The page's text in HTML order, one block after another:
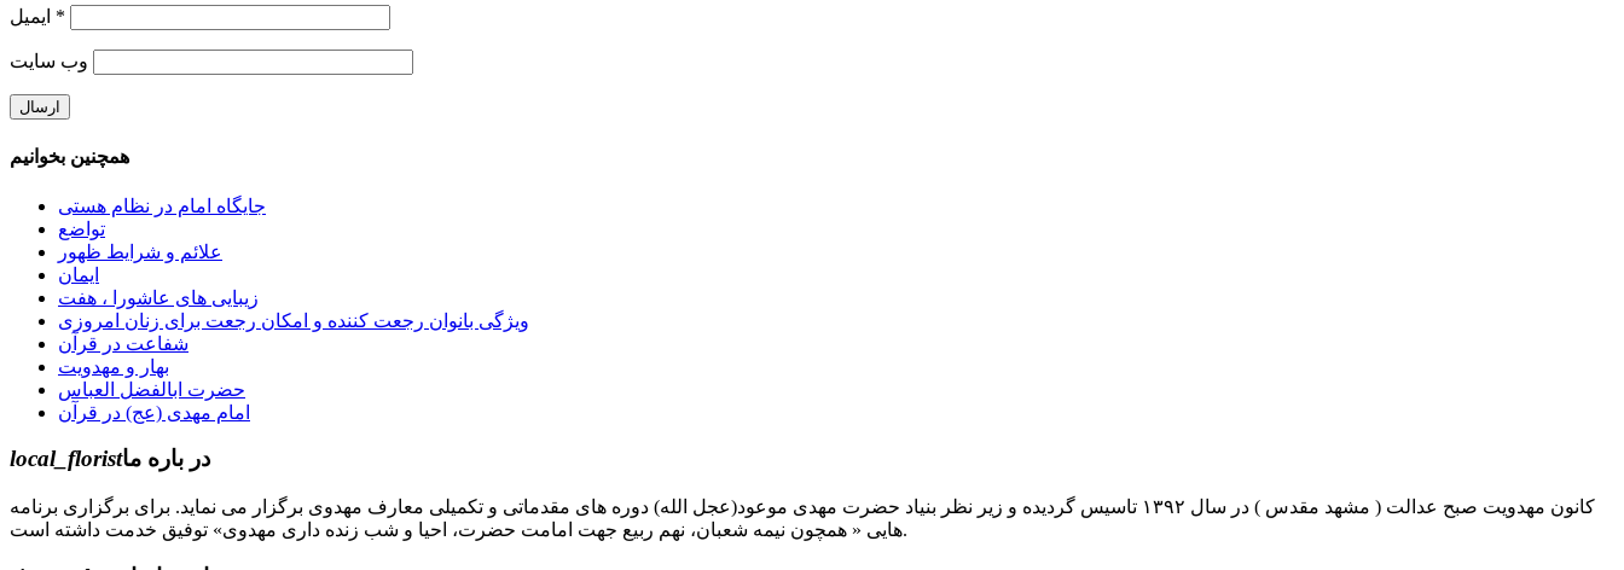
*
وب‌ سایت
همچنین بخوانیم
جایگاه امام در نظام هستی
تواضع
علائم و شرایط ظهور
ایمان
زیبایی های عاشورا ، هفت
ویژگی بانوان رجعت کننده و امکان رجعت برای زنان امروزی
شفاعت در قرآن
بهار و مهدویت
حضرت ابالفضل العباس
امام مهدی (عج) در قرآن
local_floristدر باره ما
کانون مهدویت صبح عدالت ( مشهد مقدس ) در سال ۱۳۹۲ تاسیس گردیده و زیر نظر بنیاد حضرت مهدی موعود(عجل الله) دوره های مقدماتی و تکمیلی معارف مهدوی برگزار می نماید. برای برگزاری برنامه
هایی « همچون نیمه شعبان، نهم ربیع جهت امامت حضرت، احیا و شب زنده داری مهدوی» توفیق خدمت داشته است.